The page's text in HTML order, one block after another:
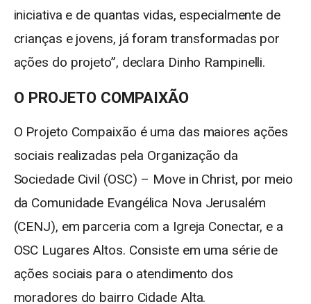
iniciativa e de quantas vidas, especialmente de
crianças e jovens, já foram transformadas por
ações do projeto”, declara Dinho Rampinelli.
O PROJETO COMPAIXÃO
O Projeto Compaixão é uma das maiores ações
sociais realizadas pela Organização da
Sociedade Civil (OSC) – Move in Christ, por meio
da Comunidade Evangélica Nova Jerusalém
(CENJ), em parceria com a Igreja Conectar, e a
OSC Lugares Altos. Consiste em uma série de
ações sociais para o atendimento dos
moradores do bairro Cidade Alta.